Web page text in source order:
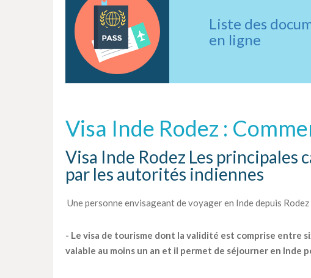
Liste des
en ligne
Visa Inde Rodez :
Visa Inde Rodez Les principales
par les autorités indiennes
Une personne envisageant de voyager en Inde depuis
- Le visa de tourisme dont la validité est comprise entre
valable au moins un an et il permet de séjourner en Inde